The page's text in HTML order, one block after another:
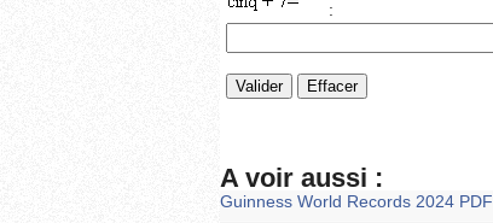
:
A voir aussi :
Guinness World Records 2024 PDF